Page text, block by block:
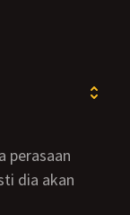
dia akan